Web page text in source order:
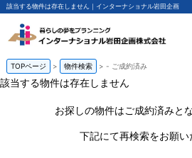
該当する物件は存在しません｜インターナショナル岩田企画
TOPページ 物件検索 - ご成約済み
該当する物件は存在しません
お探しの物件はご成約済みと
下記にて再検索をお願い